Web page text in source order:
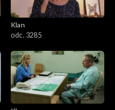
Klan
odc. 3285